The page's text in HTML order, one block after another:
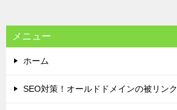
メニュー
ホーム
SEO対策！オールドドメインの被リンク